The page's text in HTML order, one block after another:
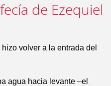
de Ezequiel
volver a la entrada del
agua hacia levante –el